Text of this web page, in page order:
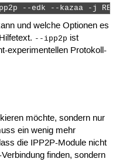
--edk --kazaa -j
und welche Optionen es
--ipp2p ist
experimentellen Protokoll-
möchte, sondern nur
ein wenig mehr
die IPP2P-Module nicht
finden, sondern